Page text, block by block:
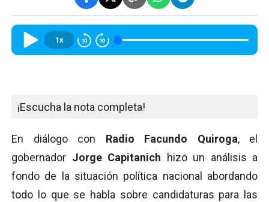
1x
¡Escucha la nota completa!
En diálogo con Radio Facundo Quiroga, el
gobernador Jorge Capitanich hizo un análisis a
fondo de la situación política nacional abordando
todo lo que se habla sobre candidaturas para las